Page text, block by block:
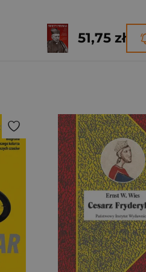
51,75 zł